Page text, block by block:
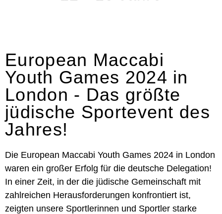
European Maccabi
Youth Games 2024 in
London - Das größte
jüdische Sportevent des
Jahres!
Die European Maccabi Youth Games 2024 in London
waren ein großer Erfolg für die deutsche Delegation!
In einer Zeit, in der die jüdische Gemeinschaft mit
zahlreichen Herausforderungen konfrontiert ist,
zeigten unsere Sportlerinnen und Sportler starke